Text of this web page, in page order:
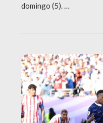
domingo (5). …